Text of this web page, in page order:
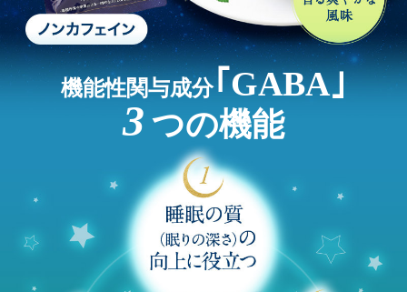
機能性関与成分｢GABA｣
3 つの機能